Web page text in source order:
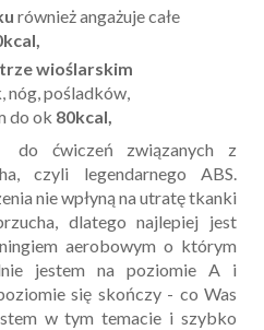
również angażuje całe
wioślarskim
nóg, pośladków,
do ok 80kcal,
do ćwiczeń związanych z
czyli legendarnego ABS.
nie wpłyną na utratę tkanki
dlatego najlepiej jest
aerobowym o którym
jestem na poziomie A i
się skończy - co Was
w tym temacie i szybko